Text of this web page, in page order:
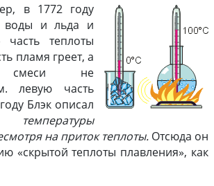
в 1772 году
воды и льда и
часть теплоты
пламя греет, а
смеси не
левую часть
Блэк описал
на приток теплоты. Отсюда он
«скрытой теплоты плавления», как